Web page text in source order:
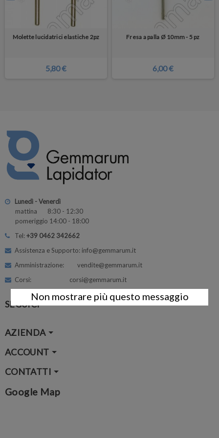
Molette lucidatrici elastiche 2pz
5,80 €
Fresa a palla Ø 10mm - 5 pz
6,00 €
Lunedì - Venerdì
mattina 8:30 - 12:30
pomeriggio 14:00 - 18:00
Tel:+39 0462 342662
Assistenza e Supporto: info@gemmarum.it
Amministrazione: vendite@gemmarum.it
Corsi: corsi@gemmarum.it
SEGUICI
AZIENDA
ACCOUNT
CONTATTI
Google Map
Non mostrare più questo messaggio